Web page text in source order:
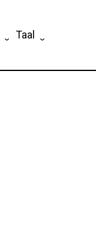
Taal